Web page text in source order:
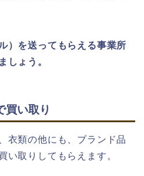
）を送ってもらえる事業所
しょう。
買い取り
衣類の他にも、ブランド品
い取りしてもらえます。